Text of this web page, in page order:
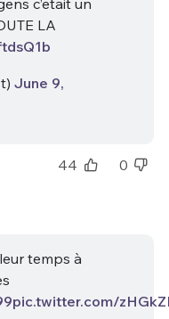
LA
June 9,
44 0
temps à
pic.twitter.com/